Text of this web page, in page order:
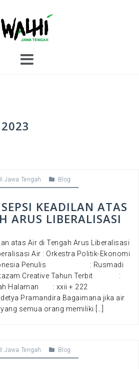
Jawa Tengah Blog
KEADILAN ATAS
ARUS LIBERALISASI
atas Air di Tengah Arus Liberalisasi
: Orkestra Politik-Ekonomi
Indonesia Penulis : Rusmadi
Creative Tahun Terbit :
Halaman : xxii + 222
Bagaimana jika air
semua orang memiliki […]
Jawa Tengah Blog